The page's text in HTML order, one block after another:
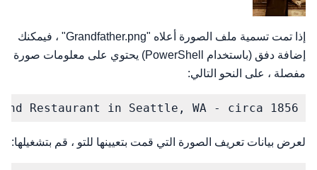
إذا تمت تسمية ملف الصورة أعلاه "Grandfather.png" ، فيمكنك
إضافة دفق (باستخدام PowerShell) يحتوي على معلومات صورة
مفصلة ، على النحو التالي:
Restaurant in Seattle, WA - circa 1856."
لعرض بيانات تعريف الصورة التي قمت بتعيينها للتو ، قم بتشغيلها: